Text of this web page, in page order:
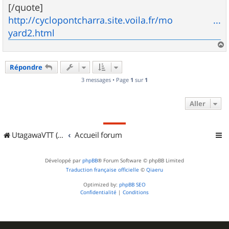
[/quote]
http://cyclopontcharra.site.voila.fr/mo ...
yard2.html
a
Répondre
3 messages • Page 1 sur 1
Aller
UtagawaVTT (Randos VTT et VTTAE avec traces GPS) Accueil forum
Développé par phpBB® Forum Software © phpBB Limited
Traduction française officielle © Qiaeru
Optimized by: phpBB SEO
Confidentialité | Conditions